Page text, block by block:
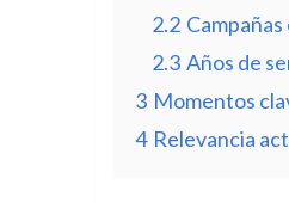
2.2
2.3 Años de
3 Momentos
4 Relevancia